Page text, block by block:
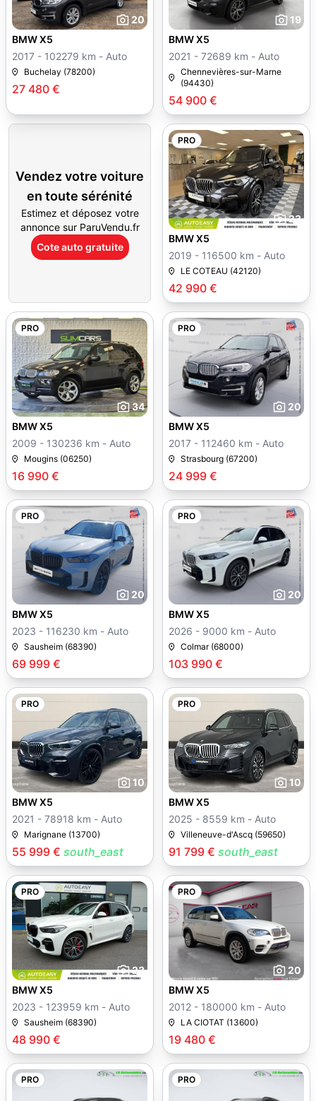
20
27 480 €
BMW X5
2017 - 102279 km - Auto
Buchelay (78200)
19
54 900 €
BMW X5
2021 - 72689 km - Auto
Chennevières-sur-Marne
(94430)
Vendez votre voiture
en toute sérénité
Estimez et déposez votre
annonce sur ParuVendu.fr
Cote auto gratuite
PRO
23
42 990 €
BMW X5
2019 - 116500 km - Auto
LE COTEAU (42120)
PRO
34
16 990 €
BMW X5
2009 - 130236 km - Auto
Mougins (06250)
PRO
20
24 999 €
BMW X5
2017 - 112460 km - Auto
Strasbourg (67200)
PRO
20
69 999 €
BMW X5
2023 - 116230 km - Auto
Sausheim (68390)
PRO
20
103 990 €
BMW X5
2026 - 9000 km - Auto
Colmar (68000)
PRO
10
55 999 € south_east
BMW X5
2021 - 78918 km - Auto
Marignane (13700)
PRO
10
91 799 € south_east
BMW X5
2025 - 8559 km - Auto
Villeneuve-d'Ascq (59650)
PRO
23
48 990 €
BMW X5
2023 - 123959 km - Auto
Sausheim (68390)
PRO
20
19 480 €
BMW X5
2012 - 180000 km - Auto
LA CIOTAT (13600)
PRO PRO